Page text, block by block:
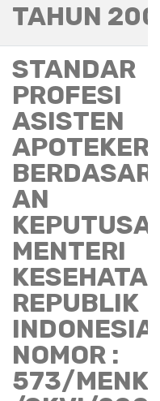
TAHUN
STANDAR
PROFESI
ASISTEN
APOTEKER
AN
MENTERI
REPUBLIK
INDONESIA
NOMOR :
573/